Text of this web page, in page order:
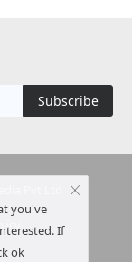
Subscribe
you've
If
ok